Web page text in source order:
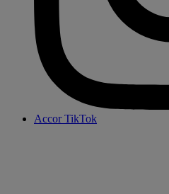
Accor TikTok